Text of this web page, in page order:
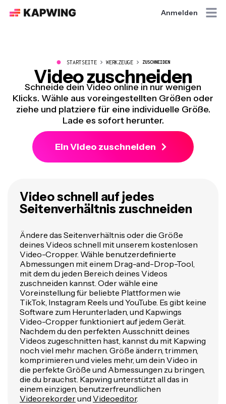
Anmelden
● STARTSEITE WERKZEUGE ZUSCHNEIDEN
Video zuschneiden
Schneide dein Video online in nur wenigen
Klicks. Wähle aus voreingestellten Größen oder
ziehe und platziere für eine individuelle Größe.
Lade es sofort herunter.
Ein Video zuschneiden
Video schnell auf jedes
Seitenverhältnis zuschneiden
Ändere das Seitenverhältnis oder die Größe
deines Videos schnell mit unserem kostenlosen
Video-Cropper. Wähle benutzerdefinierte
Abmessungen mit einem Drag-and-Drop-Tool,
mit dem du jeden Bereich deines Videos
zuschneiden kannst. Oder wähle eine
Voreinstellung für beliebte Plattformen wie
TikTok, Instagram Reels und YouTube. Es gibt keine
Software zum Herunterladen, und Kapwings
Video-Cropper funktioniert auf jedem Gerät.
Nachdem du den perfekten Ausschnitt deines
Videos zugeschnitten hast, kannst du mit Kapwing
noch viel mehr machen. Größe ändern, trimmen,
komprimieren und vieles mehr, um dein Video in
die perfekte Größe und Abmessungen zu bringen,
die du brauchst. Kapwing unterstützt all das in
einem einzigen, benutzerfreundlichen
Videorekorderund Videoeditor.